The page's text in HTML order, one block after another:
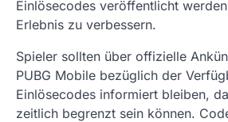
Einlösecodes veröffentlicht
Erlebnis zu verbessern.
Spieler sollten über offizielle
PUBG Mobile bezüglich der
Einlösecodes informiert bleiben,
zeitlich begrenzt sein können.